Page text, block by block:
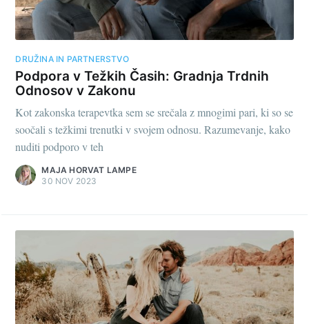
DRUŽINA IN PARTNERSTVO
Podpora v Težkih Časih: Gradnja Trdnih
Odnosov v Zakonu
Kot zakonska terapevtka sem se srečala z mnogimi pari, ki so se
soočali s težkimi trenutki v svojem odnosu. Razumevanje, kako
nuditi podporo v teh
MAJA HORVAT LAMPE
30 NOV 2023